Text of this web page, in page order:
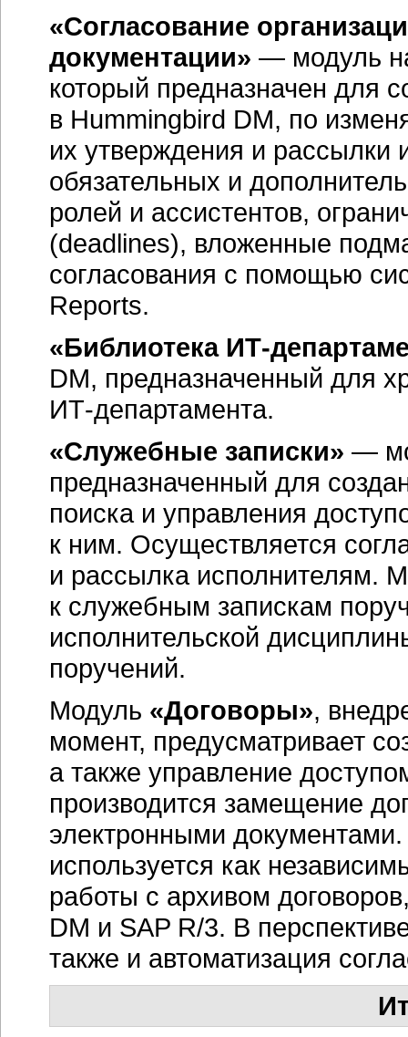
«Согласование
документации» — модуль
который предназначен для
в Hummingbird DM, по
их утверждения и рассылки
обязательных и
ролей и ассистентов,
(deadlines), вложенные
согласования с помощью
Reports.
«Библиотека ИТ-
DM, предназначенный для
ИТ-департамента.
«Служебные записки» —
предназначенный для
поиска и управления
к ним. Осуществляется
и рассылка исполнителям.
к служебным запискам
исполнительской
поручений.
Модуль «Договоры»,
момент, предусматривает
а также управление
производится замещение
электронными
используется как
работы с архивом
DM и SAP R/3. В
также и автоматизация